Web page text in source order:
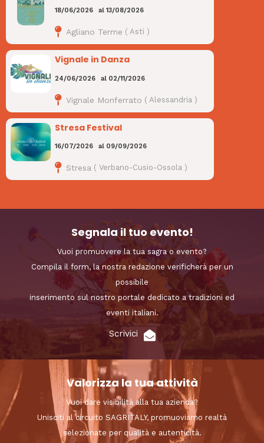
18/06/2026 al 13/08/2026
Agliano Terme ( Asti )
Vignale in Danza
24/06/2026 al 02/11/2026
Vignale Monferrato ( Alessandria )
Stresa Festival
16/07/2026 al 09/09/2026
Stresa ( Verbano-Cusio-Ossola)
Segnala il tuo evento!
Vuoi promuovere la tua sagra o evento?
Compila il form, la nostra redazione verificherà per un
possibile
inserimento sul nostro portale dedicato a tradizioni ed
eventi italiani.
Scrivici
Valorizza la tua attività
Vuoi dare visibilità alla tua azienda?
Unisciti al circuito SAGRITALY, promuoviamo realtà
selezionate per qualità e autenticità.